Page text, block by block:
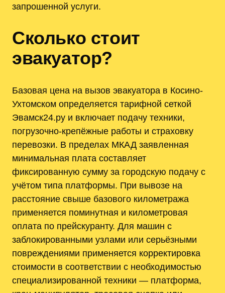
запрошенной услуги.
Сколько стоит
эвакуатор?
Базовая цена на вызов эвакуатора в Косино-
Ухтомском определяется тарифной сеткой
Эвамск24.ру и включает подачу техники,
погрузочно-крепёжные работы и страховку
перевозки. В пределах МКАД заявленная
минимальная плата составляет
фиксированную сумму за городскую подачу с
учётом типа платформы. При вывозе на
расстояние свыше базового километража
применяется поминутная и километровая
оплата по прейскуранту. Для машин с
заблокированными узлами или серьёзными
повреждениями применяется корректировка
стоимости в соответствии с необходимостью
специализированной техники — платформа,